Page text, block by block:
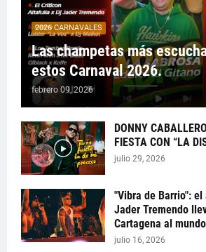
2026 CARNAVALES
Las champetas más
estos Carnaval 2026.
febrero 09, 2026
DONNY
FIESTA CON “LA
julio 29, 2026
"Vibra de Barrio":
Jader Tremendo
Cartagena al mundo
julio 16, 2026